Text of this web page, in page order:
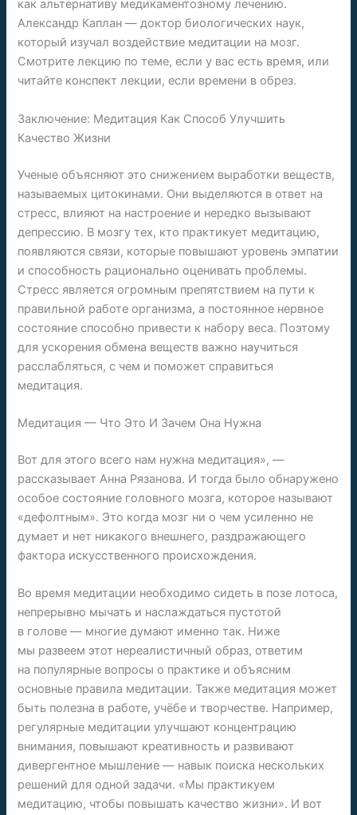
как альтернативу медикаментозному лечению.
Александр Каплан — доктор биологических наук,
который изучал воздействие медитации на мозг.
Смотрите лекцию по теме, если у вас есть время, или
читайте конспект лекции, если времени в обрез.
Заключение: Медитация Как Способ Улучшить
Качество Жизни
Ученые объясняют это снижением выработки веществ,
называемых цитокинами. Они выделяются в ответ на
стресс, влияют на настроение и нередко вызывают
депрессию. В мозгу тех, кто практикует медитацию,
появляются связи, которые повышают уровень эмпатии
и способность рационально оценивать проблемы.
Стресс является огромным препятствием на пути к
правильной работе организма, а постоянное нервное
состояние способно привести к набору веса. Поэтому
для ускорения обмена веществ важно научиться
расслабляться, с чем и поможет справиться
медитация.
Медитация — Что Это И Зачем Она Нужна
Вот для этого всего нам нужна медитация», —
рассказывает Анна Рязанова. И тогда было обнаружено
особое состояние головного мозга, которое называют
«дефолтным». Это когда мозг ни о чем усиленно не
думает и нет никакого внешнего, раздражающего
фактора искусственного происхождения.
Во время медитации необходимо сидеть в позе лотоса,
непрерывно мычать и наслаждаться пустотой
в голове — многие думают именно так. Ниже
мы развеем этот нереалистичный образ, ответим
на популярные вопросы о практике и объясним
основные правила медитации. Также медитация может
быть полезна в работе, учёбе и творчестве. Например,
регулярные медитации улучшают концентрацию
внимания, повышают креативность и развивают
дивергентное мышление — навык поиска нескольких
решений для одной задачи. «Мы практикуем
медитацию, чтобы повышать качество жизни». И вот